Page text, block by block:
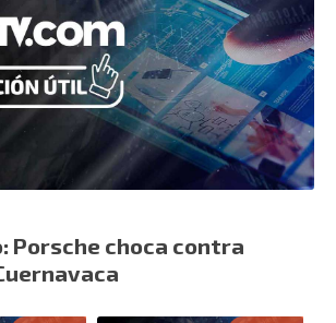
Porsche choca contra